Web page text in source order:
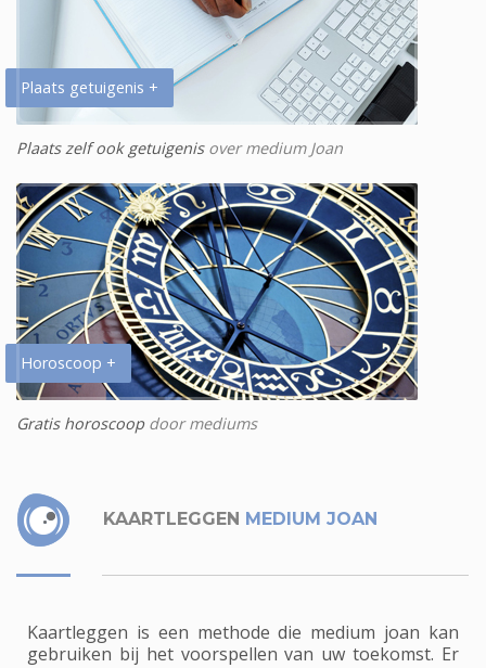
Plaats getuigenis +
Plaats zelf ook getuigenisover medium Joan
Horoscoop +
Gratis horoscoopdoor mediums
KAARTLEGGEN MEDIUM JOAN
Kaartleggen is een methode die medium joan kan
gebruiken bij het voorspellen van uw toekomst. Er